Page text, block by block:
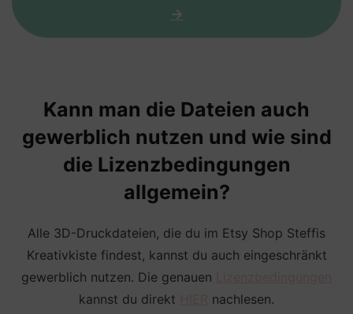
->
Kann man die Dateien auch
gewerblich nutzen und wie sind
die Lizenzbedingungen
allgemein?
Alle 3D-Druckdateien, die du im Etsy Shop Steffis
Kreativkiste findest, kannst du auch eingeschränkt
gewerblich nutzen. Die genauen
kannst du direkt
nachlesen.